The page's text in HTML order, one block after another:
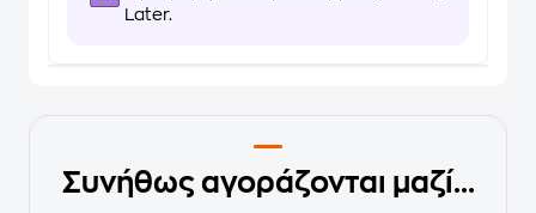
Later.
Συνήθως αγοράζονται μαζί...